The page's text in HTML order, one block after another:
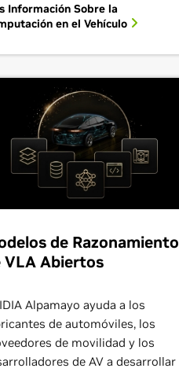
Información Sobre la
en el Vehículo
de Razonamiento
VLA Abiertos
Alpamayo ayuda a los
de automóviles, los
de movilidad y los
de AV a desarrollar